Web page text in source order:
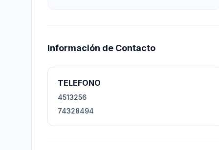
Información de Contacto
TELEFONO
4513256
74328494